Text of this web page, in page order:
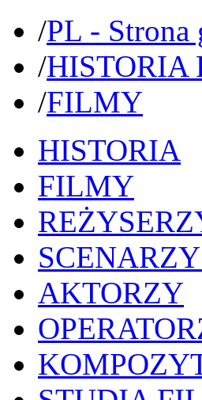
/PL - Strona
/HISTORIA
/FILMY
HISTORIA
FILMY
AKTORZY